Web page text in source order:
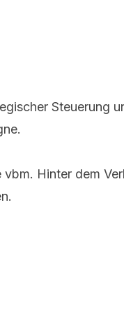
Steuerung
Hinter dem